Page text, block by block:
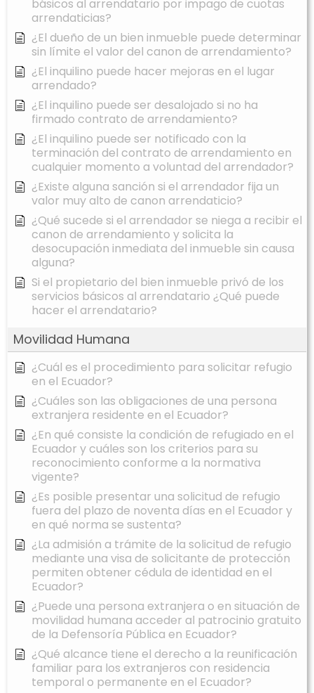
básicos al arrendatario por impago de cuotas
arrendaticias?
¿El dueño de un bien inmueble puede determinar
sin límite el valor del canon de arrendamiento?
¿El inquilino puede hacer mejoras en el lugar
arrendado?
¿El inquilino puede ser desalojado si no ha
firmado contrato de arrendamiento?
¿El inquilino puede ser notificado con la
terminación del contrato de arrendamiento en
cualquier momento a voluntad del arrendador?
¿Existe alguna sanción si el arrendador fija un
valor muy alto de canon arrendaticio?
¿Qué sucede si el arrendador se niega a recibir el
canon de arrendamiento y solicita la
desocupación inmediata del inmueble sin causa
alguna?
Si el propietario del bien inmueble privó de los
servicios básicos al arrendatario ¿Qué puede
hacer el arrendatario?
Movilidad Humana
¿Cuál es el procedimiento para solicitar refugio
en el Ecuador?
¿Cuáles son las obligaciones de una persona
extranjera residente en el Ecuador?
¿En qué consiste la condición de refugiado en el
Ecuador y cuáles son los criterios para su
reconocimiento conforme a la normativa
vigente?
¿Es posible presentar una solicitud de refugio
fuera del plazo de noventa días en el Ecuador y
en qué norma se sustenta?
¿La admisión a trámite de la solicitud de refugio
mediante una visa de solicitante de protección
permiten obtener cédula de identidad en el
Ecuador?
¿Puede una persona extranjera o en situación de
movilidad humana acceder al patrocinio gratuito
de la Defensoría Pública en Ecuador?
¿Qué alcance tiene el derecho a la reunificación
familiar para los extranjeros con residencia
temporal o permanente en el Ecuador?